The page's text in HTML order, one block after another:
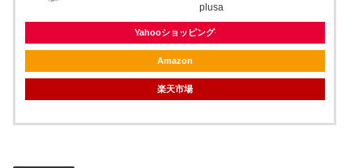
plusa
Yahooショッピング
Amazon
楽天市場